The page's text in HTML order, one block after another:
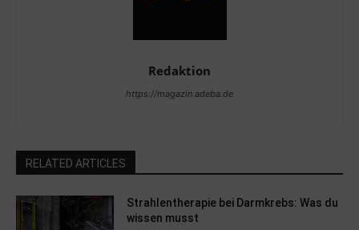
Redaktion
https://magazin.adeba.de
RELATED ARTICLES
Strahlentherapie bei Darmkrebs: Was du
wissen musst